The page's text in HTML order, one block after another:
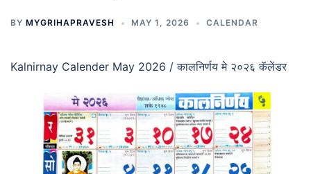
BY MYGRIHAPRAVESH MAY 1, 2026 CALENDAR
Kalnirnay Calender May 2026 / कालनिर्णय मे २०२६ कॅलेंडर